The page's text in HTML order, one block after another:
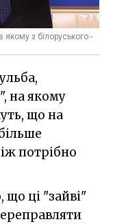
з білоруського -
на якому
що на
потрібно
що ці "зайві"